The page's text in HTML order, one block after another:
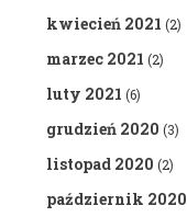
kwiecień 2021 (2)
marzec 2021 (2)
luty 2021 (6)
grudzień 2020 (3)
listopad 2020 (2)
październik 2020